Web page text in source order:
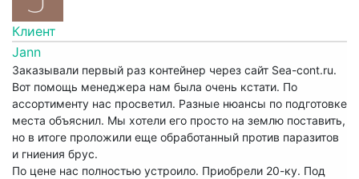
Клиент
Jann
Заказывали первый раз контейнер через сайт Sea-cont.ru.
Вот помощь менеджера нам была очень кстати. По
ассортименту нас просветил. Разные нюансы по подготовке
места объяснил. Мы хотели его просто на землю поставить,
но в итоге проложили еще обработанный против паразитов
и гниения брус.
По цене нас полностью устроило. Приобрели 20-ку. Под